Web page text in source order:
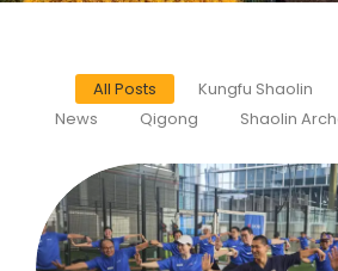
All Posts Kungfu Shaolin
News
Qigong Shaolin